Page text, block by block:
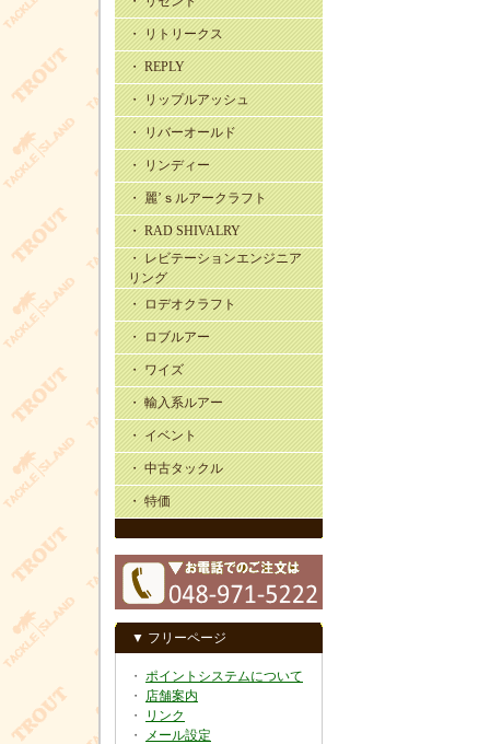
・ リトリークス
・ REPLY
・ リップルアッシュ
・ リバーオールド
・ リンディー
・ 麗’ｓルアークラフト
・ RAD SHIVALRY
・ レビテーションエンジニア
リング
・ ロデオクラフト
・ ロブルアー
・ ワイズ
・ 輸入系ルアー
・ イベント
・ 中古タックル
・ 特価
▼ フリーページ
・ ポイントシステムについて
・ 店舗案内
・
リンク
・
メール設定